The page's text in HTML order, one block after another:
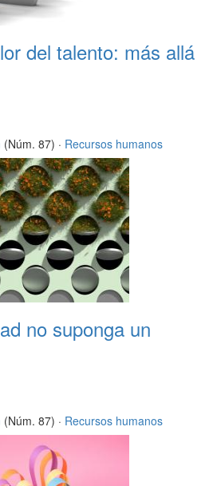
del talento: más allá
(Núm. 87) · Recursos humanos
no suponga un
(Núm. 87) · Recursos humanos